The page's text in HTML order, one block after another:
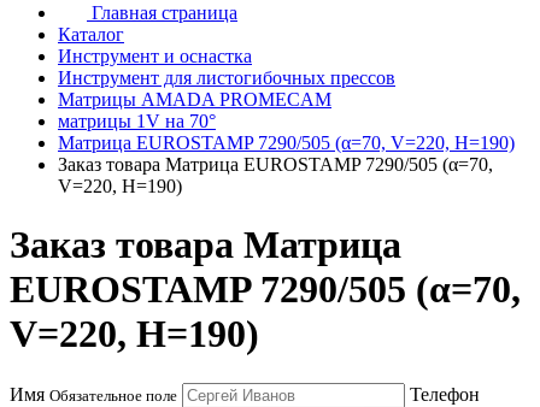
Главная страница
Каталог
Инструмент и оснастка
Инструмент для листогибочных прессов
Матрицы AMADA PROMECAM
матрицы 1V на 70°
Матрица EUROSTAMP 7290/505 (α=70, V=220, H=190)
Заказ товара Матрица EUROSTAMP 7290/505 (α=70,
V=220, H=190)
Заказ товара Матрица
EUROSTAMP 7290/505 (α=70,
V=220, H=190)
Имя Обязательное поле Телефон